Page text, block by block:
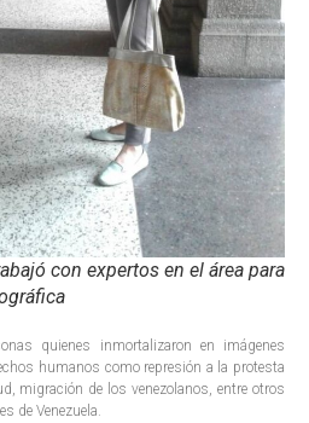
con expertos en el área para
quienes inmortalizaron en imágenes
humanos como represión a la protesta
migración de los venezolanos, entre otros
de Venezuela.